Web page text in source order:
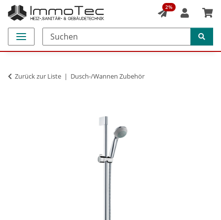
2%
Zurück zur Liste Dusch-/Wannen Zubehör